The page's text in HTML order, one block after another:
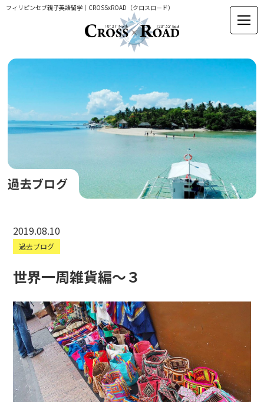
フィリピンセブ親子英語留学｜CROSSxROAD（クロスロード）
過去ブログ
2019.08.10
過去ブログ
世界一周雑貨編〜３